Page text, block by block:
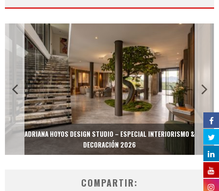
ADRIANA HOYOS DESIGN STUDIO – ESPECIAL INTERIORISMO &
DECORACIÓN 2026
COMPARTIR: